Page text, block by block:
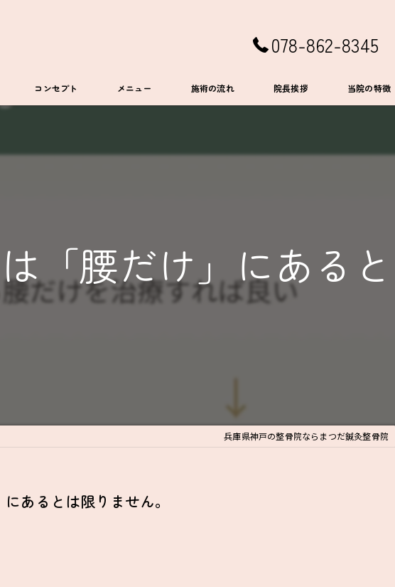
078-862-8345
コンセプト メニュー 施術の流れ 院長挨拶 当院の特徴
腰痛
「腰だけ」にある
兵庫県神戸の整骨院ならまつだ鍼灸整骨院
あるとは限りません。